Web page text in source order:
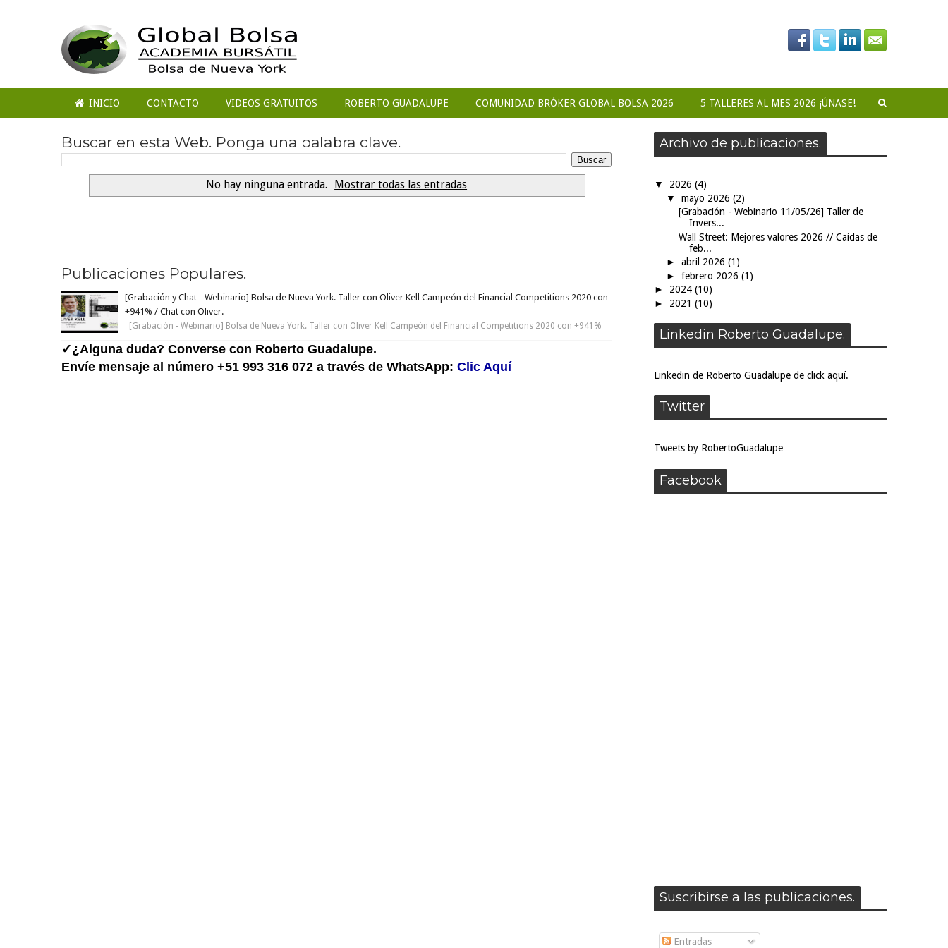
INICIO CONTACTO VIDEOS GRATUITOS ROBERTO GUADALUPE COMUNIDAD BRÓKER GLOBAL BOLSA 2026 5 TALLERES AL MES 2026 ¡ÚNASE!
Buscar en esta Web. Ponga una palabra clave.
No hay ninguna entrada. Mostrar todas las entradas
Publicaciones Populares.
[Grabación y Chat - Webinario] Bolsa de Nueva York. Taller con Oliver Kell Campeón del Financial Competitions 2020 con
+941% / Chat con Oliver.
[Grabación - Webinario] Bolsa de Nueva York. Taller con Oliver Kell Campeón del Financial Competitions 2020 con +941%
✓¿Alguna duda? Converse con Roberto Guadalupe.
Envíe mensaje al número +51 993 316 072 a través de WhatsApp: Clic Aquí
Archivo de publicaciones.
▼ 2026 (4)
▼ mayo 2026 (2)
[Grabación - Webinario 11/05/26] Taller de
Invers...
Wall Street: Mejores valores 2026 // Caídas de
feb...
► abril 2026 (1)
► febrero 2026 (1)
► 2024 (10)
► 2021 (10)
Linkedin Roberto Guadalupe.
Linkedin de Roberto Guadalupe de click aquí.
Twitter
Tweets by RobertoGuadalupe
Facebook
Suscribirse a las publicaciones.
Entradas